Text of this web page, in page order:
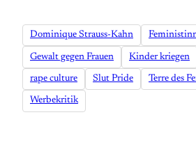
Dominique Strauss-Kahn
Gewalt gegen Frauen Kinder kriegen
rape culture Slut Pride Terre des
Werbekritik